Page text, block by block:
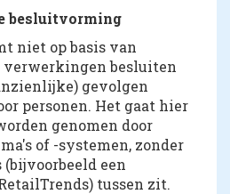
besluitvorming
niet op basis van
verwerkingen besluiten
gevolgen
personen. Het gaat hier
genomen door
of -systemen, zonder
(bijvoorbeeld een
tussen zit.